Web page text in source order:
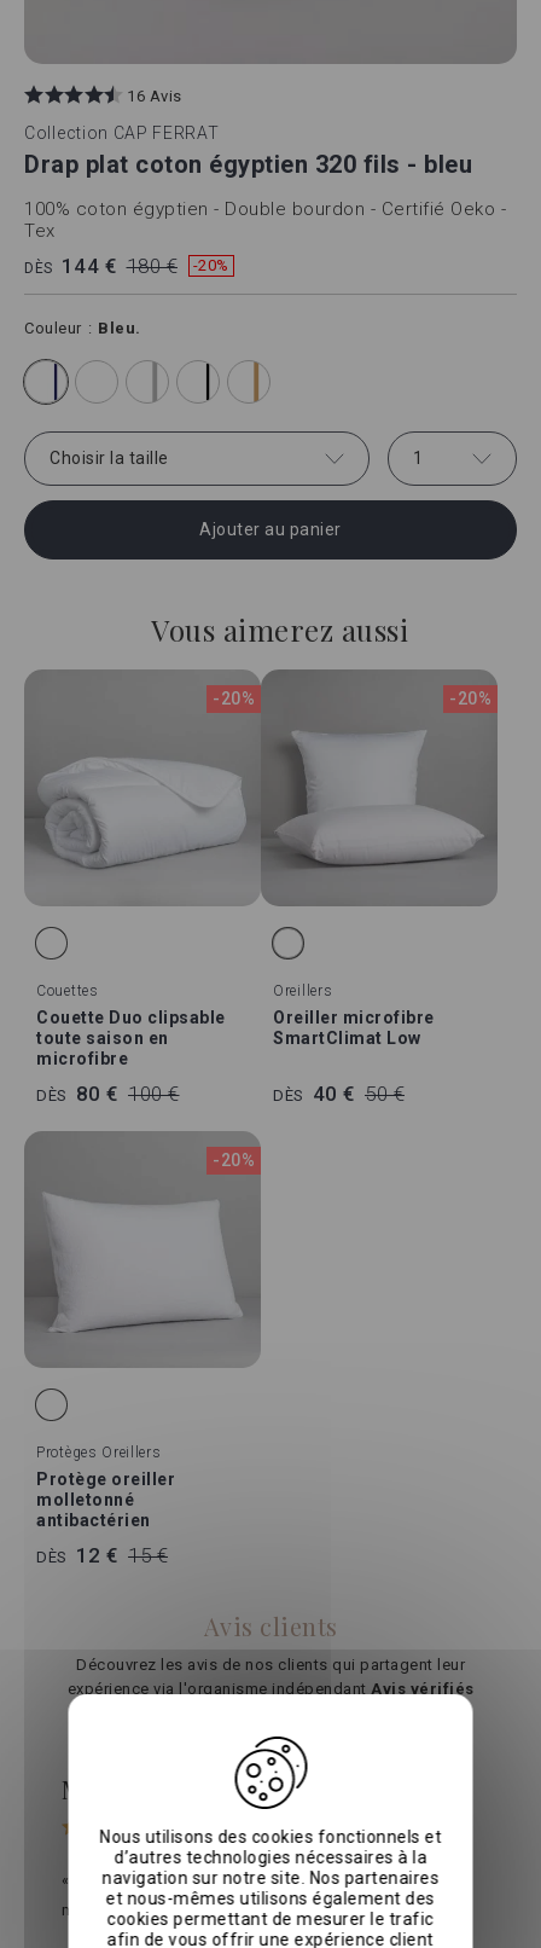
16 Avis
Collection CAP FERRAT
Drap plat coton égyptien 320 fils - bleu
100% coton égyptien - Double bourdon - Certifié Oeko -
Tex
DÈS 144 € 180 € -20%
Couleur Bleu.
Choisir la taille 1
Ajouter au panier
Vous aimerez aussi
-20%
Couettes
Couette Duo clipsable
toute saison en
microfibre
DÈS 80 € 100 €
-20%
Oreillers
Oreiller microfibre
SmartClimat Low
DÈS 40 € 50 €
-20%
Protèges Oreillers
Protège oreiller
molletonné
antibactérien
DÈS 12 € 15 €
Avis clients
Découvrez les avis de nos clients qui partagent leur
expérience via l'organisme indépendant Avis vérifiés
Michelle W. le 01/06/2026
« Une qualité digne des plus grands hotels du
monde »
Nous utilisons des cookies fonctionnels et
d’autres technologies nécessaires à la
navigation sur notre site. Nos partenaires
et nous-mêmes utilisons également des
cookies permettant de mesurer le trafic
afin de vous offrir une expérience client